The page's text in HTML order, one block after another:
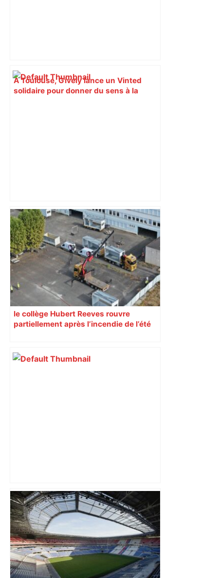
À Toulouse, Gively lance un Vinted
solidaire pour donner du sens à la
"Nous comptons sur votre plus grande
vigilance" : le cobra en liberté près de
Toulouse a de nouveau été aperçu, les
recherches se poursuivent avec des
drones – RTL.fr
le collège Hubert Reeves rouvre
partiellement après l’incendie de l’été
Carole Delga présente son nouveau
livre "Quand Vichy jugeait Léon Blum"
samedi 7 juin à la librairie Gibert, à
Toulouse – ladepeche.fr